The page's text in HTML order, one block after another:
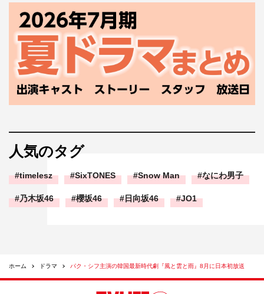
人気のタグ
timelesz SixTONES Snow Man なにわ男子
乃木坂46 櫻坂46 日向坂46 JO1
ホーム ドラマ パク・シフ主演の韓国最新時代劇『風と雲と雨』8月に日本初放送